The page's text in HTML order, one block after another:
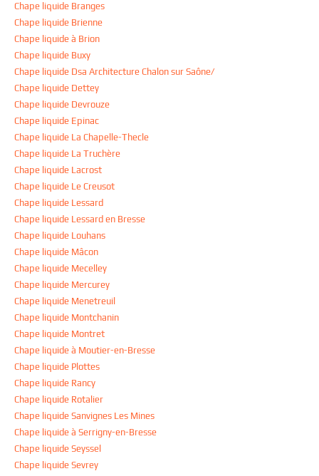
Chape liquide Branges
Chape liquide Brienne
Chape liquide à Brion
Chape liquide Buxy
Chape liquide Dsa Architecture Chalon sur Saône/
Chape liquide Dettey
Chape liquide Devrouze
Chape liquide Epinac
Chape liquide La Chapelle-Thecle
Chape liquide La Truchère
Chape liquide Lacrost
Chape liquide Le Creusot
Chape liquide Lessard
Chape liquide Lessard en Bresse
Chape liquide Louhans
Chape liquide Mâcon
Chape liquide Mecelley
Chape liquide Mercurey
Chape liquide Menetreuil
Chape liquide Montchanin
Chape liquide Montret
Chape liquide à Moutier-en-Bresse
Chape liquide Plottes
Chape liquide Rancy
Chape liquide Rotalier
Chape liquide Sanvignes Les Mines
Chape liquide à Serrigny-en-Bresse
Chape liquide Seyssel
Chape liquide Sevrey